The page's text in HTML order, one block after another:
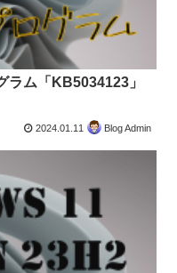
ラム「KB5034123」
2024.01.11 Blog Admin